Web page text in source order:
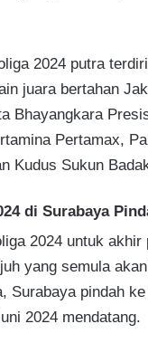
2024 putra
juara bertahan
Bhayangkara
Pertamax,
Kudus Sukun
di Surabaya
2024 untuk akhir
yang semula
Surabaya pindah
2024 mendatang.